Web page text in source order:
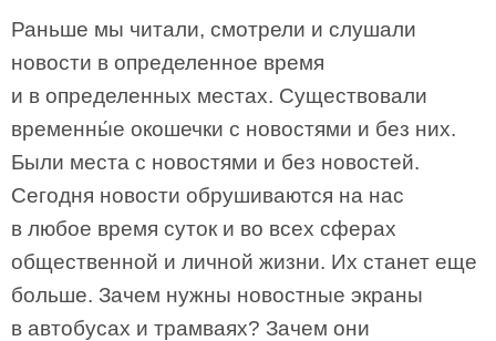
Раньше мы читали, смотрели и слушали
новости в определенное время
и в определенных местах. Существовали
временны́е окошечки с новостями и без них.
Были места с новостями и без новостей.
Сегодня новости обрушиваются на нас
в любое время суток и во всех сферах
общественной и личной жизни. Их станет еще
больше. Зачем нужны новостные экраны
в автобусах и трамваях? Зачем они